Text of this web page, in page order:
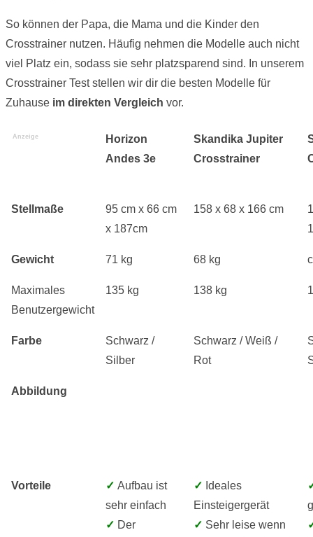
So können der Papa, die Mama und die Kinder den
Crosstrainer nutzen. Häufig nehmen die Modelle auch nicht
viel Platz ein, sodass sie sehr platzsparend sind. In unserem
Crosstrainer Test stellen wir dir die besten Modelle für
Zuhause im direkten Vergleich vor.
Anzeige
Horizon
Andes 3e
Skandika Jupiter
Crosstrainer
Stellmaße
95 cm x 66 cm
x 187cm
158 x 68 x 166 cm
Gewicht 71 kg 68 kg
Maximales
Benutzergewicht
135 kg 138 kg
Farbe
Schwarz /
Silber
Schwarz / Weiß /
Rot
Abbildung
Vorteile ✓ Aufbau ist
sehr einfach
✓ Der
✓ Ideales
Einsteigergerät
✓ Sehr leise wenn